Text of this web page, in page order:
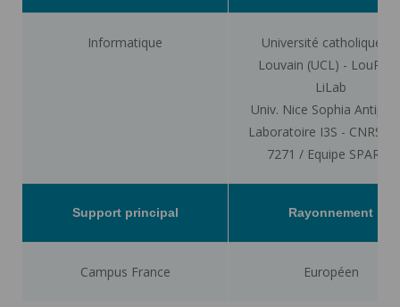
Informatique
Université catholique de
Louvain (UCL) - LouRIM
LiLab
Univ. Nice Sophia
Laboratoire I3S - CNRS
7271 / Equipe SPARKS
Support principal Rayonnement
Campus France Européen